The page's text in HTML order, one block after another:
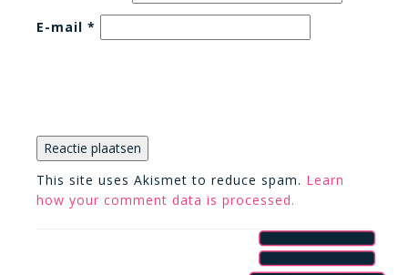
E-mail *
This site uses Akismet to reduce spam. Learn
how your comment data is processed.